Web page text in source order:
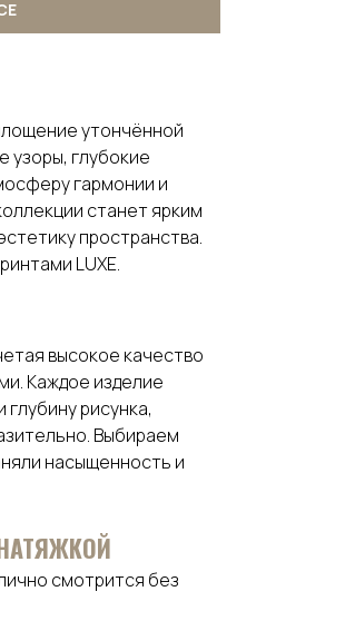
утончённой
узоры, глубокие
гармонии и
станет ярким
пространства.
LUXE.
высокое качество
Каждое изделие
рисунка,
Выбираем
насыщенность и
НАТЯЖКОЙ
смотрится без